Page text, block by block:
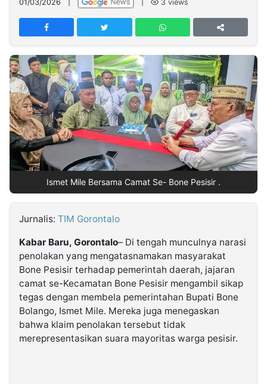
PT
TREETAN
INDONESIA
Partner
Insight
NTB
Suara
Time
Lens
IDN
Daily
Jogja
Jalan
Rakyat
Idealita
News
Kita
Notice
Dinamikapost.com
Radar
Baru
Seedbacklink
Follow
01/03/2026 3 views
Ismet Mile Bersama Camat Se- Bone Pesisir .
Jurnalis: TIM Gorontalo
Kabar Baru, Gorontalo– Di tengah munculnya narasi
penolakan yang mengatasnamakan masyarakat
Bone Pesisir terhadap pemerintah daerah, jajaran
camat se-Kecamatan Bone Pesisir mengambil sikap
tegas dengan membela pemerintahan Bupati Bone
Bolango, Ismet Mile. Mereka juga menegaskan
bahwa klaim penolakan tersebut tidak
merepresentasikan suara mayoritas warga pesisir.